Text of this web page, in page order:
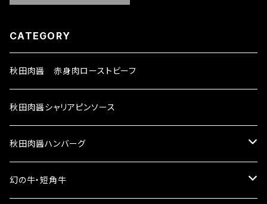
CATEGORY
秋田肉醤 赤身肉ローストビーフ
秋田肉醤シャリアピンソース
秋田肉醤ハンバーグ
秋田牛100%ハンバーグ
幻の牛・短角牛